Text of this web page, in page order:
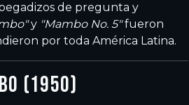
de pregunta y
y "Mambo No. 5"fueron
por toda América Latina.
(1950)